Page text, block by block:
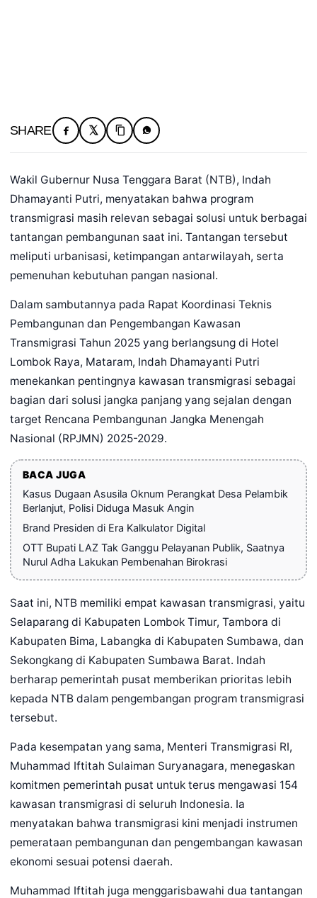
SHARE
Wakil Gubernur Nusa Tenggara Barat (NTB), Indah
Dhamayanti Putri, menyatakan bahwa program
transmigrasi masih relevan sebagai solusi untuk berbagai
tantangan pembangunan saat ini. Tantangan tersebut
meliputi urbanisasi, ketimpangan antarwilayah, serta
pemenuhan kebutuhan pangan nasional.
Dalam sambutannya pada Rapat Koordinasi Teknis
Pembangunan dan Pengembangan Kawasan
Transmigrasi Tahun 2025 yang berlangsung di Hotel
Lombok Raya, Mataram, Indah Dhamayanti Putri
menekankan pentingnya kawasan transmigrasi sebagai
bagian dari solusi jangka panjang yang sejalan dengan
target Rencana Pembangunan Jangka Menengah
Nasional (RPJMN) 2025-2029.
BACA JUGA
Kasus Dugaan Asusila Oknum Perangkat Desa Pelambik
Berlanjut, Polisi Diduga Masuk Angin
Brand Presiden di Era Kalkulator Digital
OTT Bupati LAZ Tak Ganggu Pelayanan Publik, Saatnya
Nurul Adha Lakukan Pembenahan Birokrasi
Saat ini, NTB memiliki empat kawasan transmigrasi, yaitu
Selaparang di Kabupaten Lombok Timur, Tambora di
Kabupaten Bima, Labangka di Kabupaten Sumbawa, dan
Sekongkang di Kabupaten Sumbawa Barat. Indah
berharap pemerintah pusat memberikan prioritas lebih
kepada NTB dalam pengembangan program transmigrasi
tersebut.
Pada kesempatan yang sama, Menteri Transmigrasi RI,
Muhammad Iftitah Sulaiman Suryanagara, menegaskan
komitmen pemerintah pusat untuk terus mengawasi 154
kawasan transmigrasi di seluruh Indonesia. Ia
menyatakan bahwa transmigrasi kini menjadi instrumen
pemerataan pembangunan dan pengembangan kawasan
ekonomi sesuai potensi daerah.
Muhammad Iftitah juga menggarisbawahi dua tantangan